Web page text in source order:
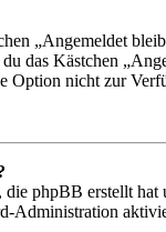
„Angemeldet
das Kästchen
Option nicht zur
phpBB erstellt
Administration